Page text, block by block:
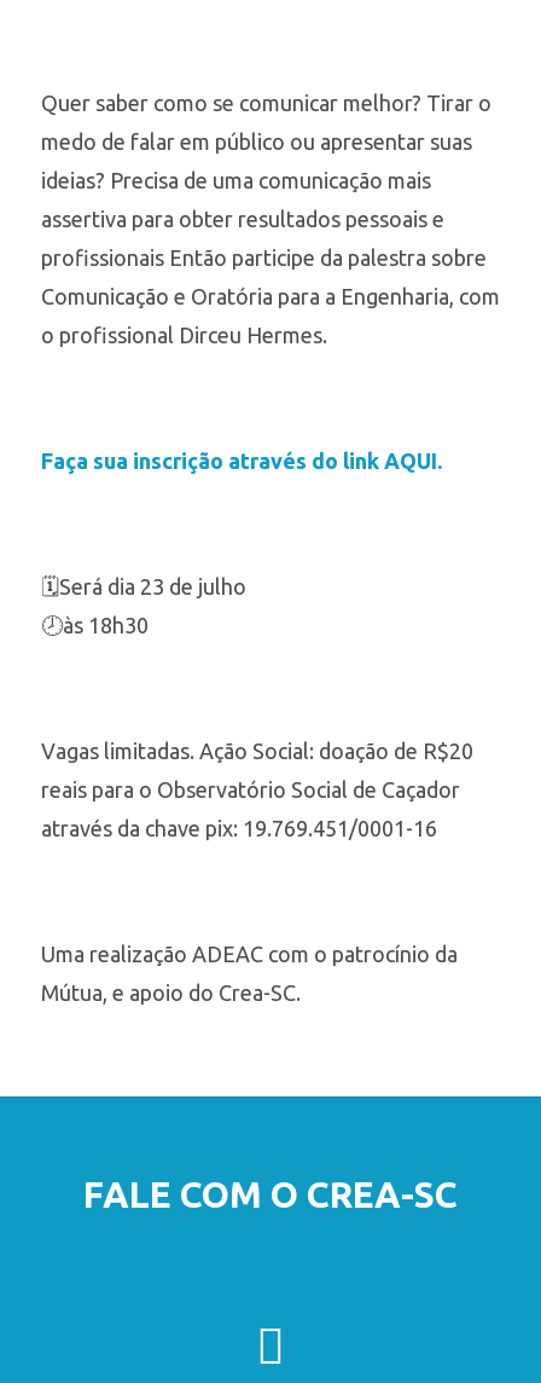
Quer saber como se comunicar melhor? Tirar o
medo de falar em público ou apresentar suas
ideias? Precisa de uma comunicação mais
assertiva para obter resultados pessoais e
profissionais Então participe da palestra sobre
Comunicação e Oratória para a Engenharia, com
o profissional Dirceu Hermes.
Faça sua inscrição através do link AQUI.
🗓️Será dia 23 de julho
🕗às 18h30
Vagas limitadas. Ação Social: doação de R$20
reais para o Observatório Social de Caçador
através da chave pix: 19.769.451/0001-16
Uma realização ADEAC com o patrocínio da
Mútua, e apoio do Crea-SC.
FALE COM O CREA-SC